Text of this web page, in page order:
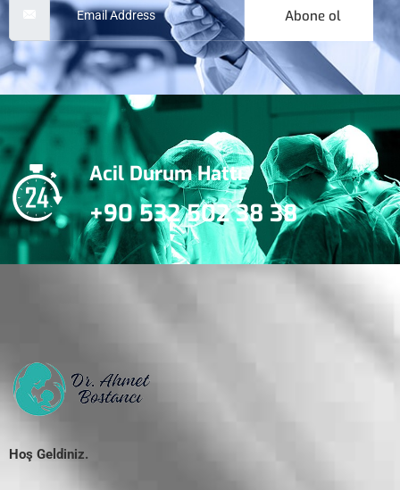
Abone ol
Acil Durum Hattı
+90 532 502 38 38
Hoş Geldiniz.